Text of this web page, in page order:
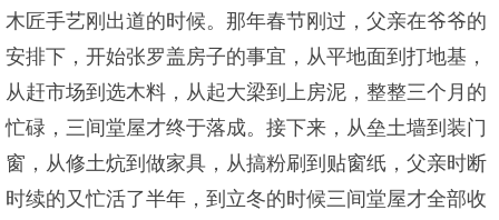
木匠手艺刚出道的时候。那年春节刚过，父亲在爷爷的
安排下，开始张罗盖房子的事宜，从平地面到打地基，
从赶市场到选木料，从起大梁到上房泥，整整三个月的
忙碌，三间堂屋才终于落成。接下来，从垒土墙到装门
窗，从修土炕到做家具，从搞粉刷到贴窗纸，父亲时断
时续的又忙活了半年，到立冬的时候三间堂屋才全部收